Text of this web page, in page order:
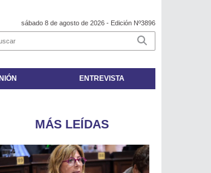
sábado 8 de agosto de 2026 - Edición Nº3896
ENTREVISTA
MÁS LEÍDAS